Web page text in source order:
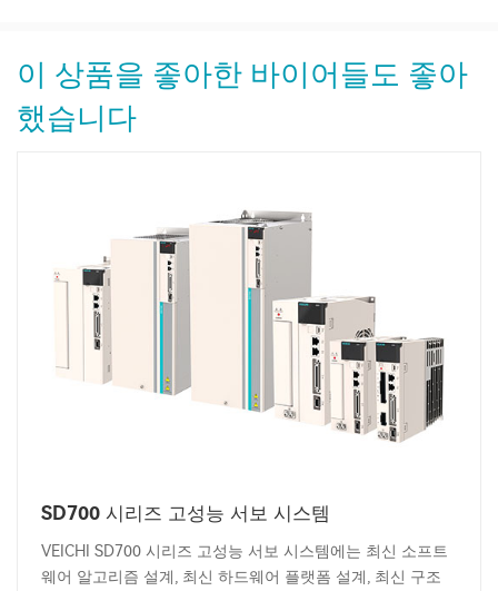
이 상품을 좋아한 바이어들도 좋아
했습니다
SD700 시리즈 고성능 서보 시스템
VEICHI SD700 시리즈 고성능 서보 시스템에는 최신 소프트
웨어 알고리즘 설계, 최신 하드웨어 플랫폼 설계, 최신 구조